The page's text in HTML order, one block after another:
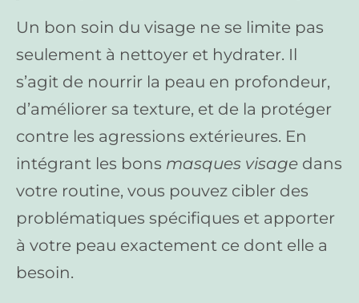
Un bon soin du visage ne se limite pas
seulement à nettoyer et hydrater. Il
s’agit de nourrir la peau en profondeur,
d’améliorer sa texture, et de la protéger
contre les agressions extérieures. En
intégrant les bons masques visage dans
votre routine, vous pouvez cibler des
problématiques spécifiques et apporter
à votre peau exactement ce dont elle a
besoin.